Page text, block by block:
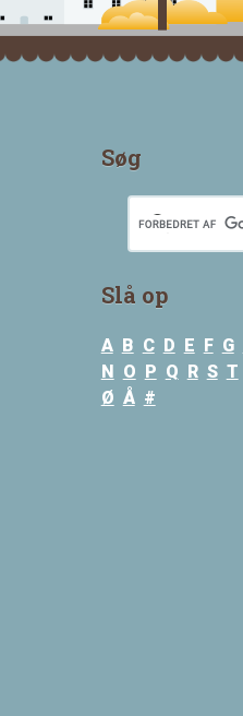
Søg
Slå op
A B C D E F G
N O P Q R S T
Ø Å #